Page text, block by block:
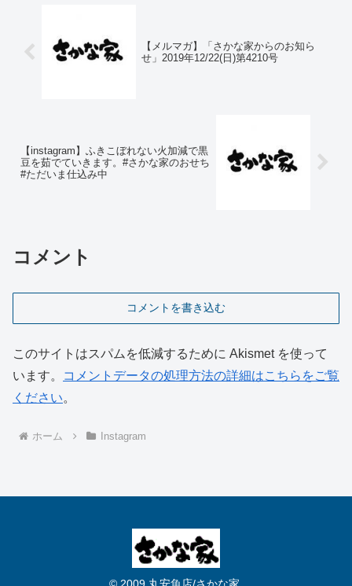
【メルマガ】「さかな家からのお知ら
せ」2019年12/22(日)第4210号
【instagram】ふきこぼれない火加減で黒
豆を茹でていきます。#さかな家のおせち
#ただいま仕込み中
コメント
コメントを書き込む
このサイトはスパムを低減するために Akismet を使って
います。
コメントデータの処理方法の詳細はこちらをご覧
ください。
ホーム Instagram
© 2009 丸安魚店/さかな家.